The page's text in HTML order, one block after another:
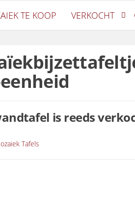
TE KOOP VERKOCHT
is reeds
Tafels